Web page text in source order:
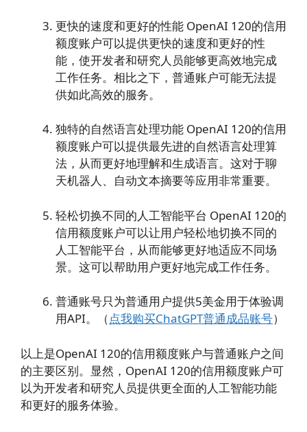
更快的速度和更好的性能 OpenAI 120的信用
额度账户可以提供更快的速度和更好的性
能，使开发者和研究人员能够更高效地完成
工作任务。相比之下，普通账户可能无法提
供如此高效的服务。
独特的自然语言处理功能 OpenAI 120的信用
额度账户可以提供最先进的自然语言处理算
法，从而更好地理解和生成语言。这对于聊
天机器人、自动文本摘要等应用非常重要。
轻松切换不同的人工智能平台 OpenAI 120的
信用额度账户可以让用户轻松地切换不同的
人工智能平台，从而能够更好地适应不同场
景。这可以帮助用户更好地完成工作任务。
普通账号只为普通用户提供5美金用于体验调
用API。（点我购买ChatGPT普通成品账号）
以上是OpenAI 120的信用额度账户与普通账户之间
的主要区别。显然，OpenAI 120的信用额度账户可
以为开发者和研究人员提供更全面的人工智能功能
和更好的服务体验。